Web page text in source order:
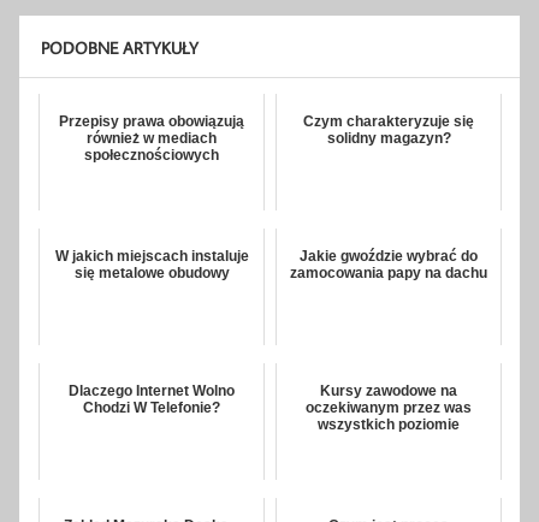
PODOBNE ARTYKUŁY
Przepisy prawa obowiązują
również w mediach
społecznościowych
Czym charakteryzuje się
solidny magazyn?
W jakich miejscach instaluje
się metalowe obudowy
Jakie gwoździe wybrać do
zamocowania papy na dachu
Dlaczego Internet Wolno
Chodzi W Telefonie?
Kursy zawodowe na
oczekiwanym przez was
wszystkich poziomie